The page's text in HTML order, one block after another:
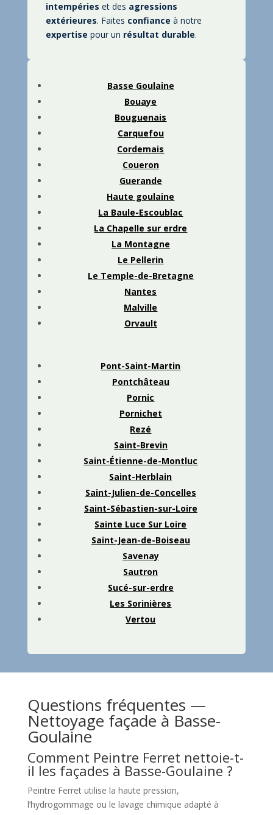
intempéries et des agressions
extérieures. Faites confiance à notre
expertise pour un résultat durable.
Basse Goulaine
Bouaye
Bouguenais
Carquefou
Cordemais
Coueron
Guerande
Haute goulaine
La Baule-Escoublac
La Chapelle sur erdre
La Montagne
Le Pellerin
Le Temple-de-Bretagne
Nantes
Malville
Orvault
Pont-Saint-Martin
Pontchâteau
Pornic
Pornichet
Rezé
Saint-Brevin
Saint-Étienne-de-Montluc
Saint-Herblain
Saint-Julien-de-Concelles
Saint-Sébastien-sur-Loire
Sainte Luce Sur Loire
Saint-Jean-de-Boiseau
Savenay
Sautron
Sucé-sur-erdre
Les Sorinières
Vertou
Questions fréquentes —
Nettoyage façade à Basse-
Goulaine
Comment Peintre Ferret nettoie-t-
il les façades à Basse-Goulaine ?
Peintre Ferret utilise la haute pression,
l’hydrogommage ou le lavage chimique adapté à